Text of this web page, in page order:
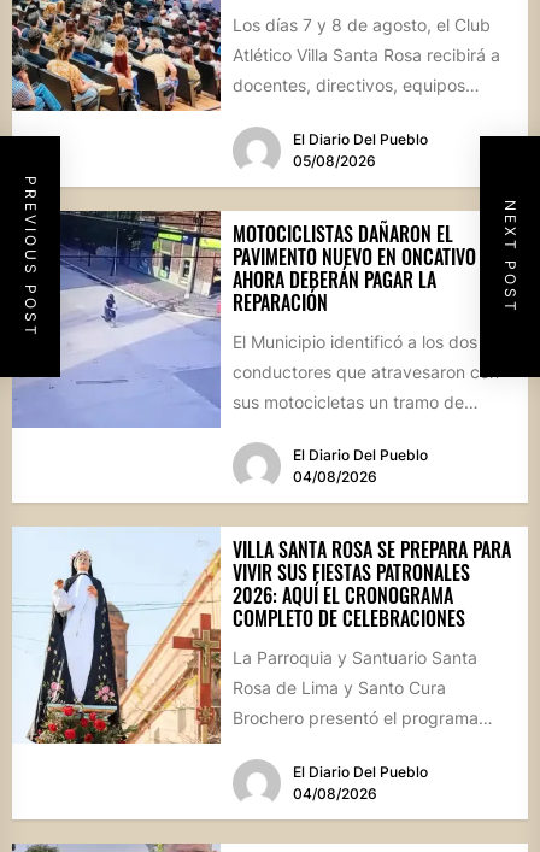
PREVIOUS POST NEXT POST
Los días 7 y 8 de agosto, el Club
Atlético Villa Santa Rosa recibirá a
docentes, directivos, equipos
El Diario Del Pueblo
05/08/2026
MOTOCICLISTAS DAÑARON EL
PAVIMENTO NUEVO EN ONCATIVO Y
AHORA DEBERÁN PAGAR LA
REPARACIÓN
El Municipio identificó a los dos
conductores que atravesaron con
sus motocicletas un tramo de
calle...
El Diario Del Pueblo
04/08/2026
VILLA SANTA ROSA SE PREPARA PARA
VIVIR SUS FIESTAS PATRONALES
2026: AQUÍ EL CRONOGRAMA
COMPLETO DE CELEBRACIONES
La Parroquia y Santuario Santa
Rosa de Lima y Santo Cura
Brochero presentó el programa
El Diario Del Pueblo
04/08/2026